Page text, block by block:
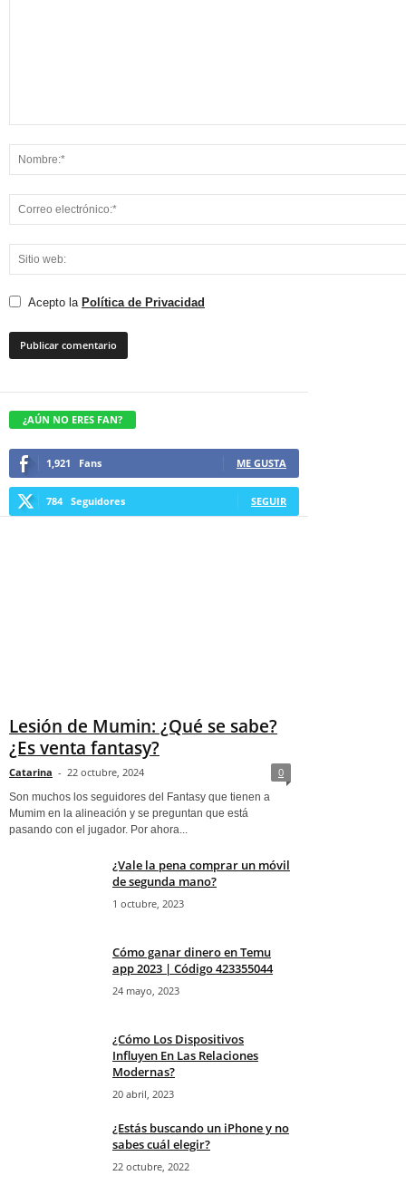
Acepto la Política de Privacidad
¿AÚN NO ERES FAN?
1,921 Fans ME GUSTA
784 Seguidores SEGUIR
Lesión de Mumin: ¿Qué se sabe?
¿Es venta fantasy?
Catarina - 22 octubre, 2024 0
Son muchos los seguidores del Fantasy que tienen a
Mumim en la alineación y se preguntan que está
pasando con el jugador. Por ahora...
¿Vale la pena comprar un móvil
de segunda mano?
1 octubre, 2023
Cómo ganar dinero en Temu
app 2023 | Código 423355044
24 mayo, 2023
¿Cómo Los Dispositivos
Influyen En Las Relaciones
Modernas?
20 abril, 2023
¿Estás buscando un iPhone y no
sabes cuál elegir?
22 octubre, 2022